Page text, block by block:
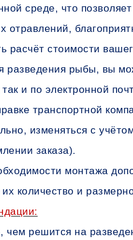
среде, что
отравлений,
расчёт стоимости
разведения рыбы, вы
и по электронной
транспортной
изменяться с
заказа).
монтажа
их количество и
чем решится на